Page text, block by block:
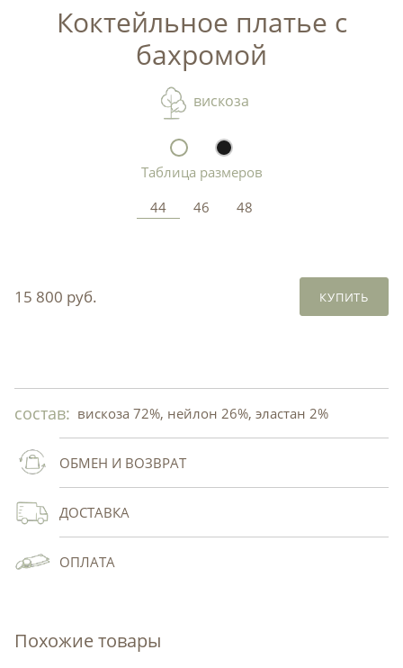
Коктейльное платье с
бахромой
вискоза
Таблица размеров
44
46 48
15 800 руб. КУПИТЬ
состав: вискоза 72%, нейлон 26%, эластан 2%
ОБМЕН И ВОЗВРАТ
ДОСТАВКА
ОПЛАТА
Похожие товары